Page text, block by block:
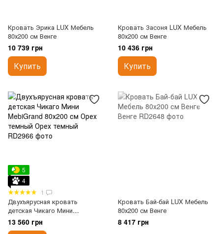
Кровать Эрика LUX Мебель
80х200 см Венге
10 739 грн
Купить
Кровать Засоня LUX Мебель
80х200 см Венге
10 436 грн
Купить
5
4
1
Двухъярусная кровать
детская Чикаго Мини
MebiGrand 80х200 см Орех
темный
13 560 грн
Кровать Бай-бай LUX Мебель
80х200 см Венге
8 417 грн